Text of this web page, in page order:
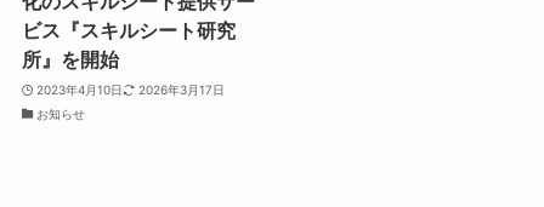
ビス『スキルシート研究
所』を開始
2023年4月10日
2026年3月17日
お知らせ